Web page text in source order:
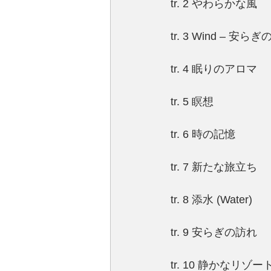
tr. 2 やわらかな風
tr. 3 Wind – 安らぎ
tr. 4 眠りのアロマ
tr. 5 瞑想
tr. 6 時の記憶
tr. 7 新たな旅立ち
tr. 8 添水 (Water)
tr. 9 安らぎの訪れ
tr. 10 静かなリゾー